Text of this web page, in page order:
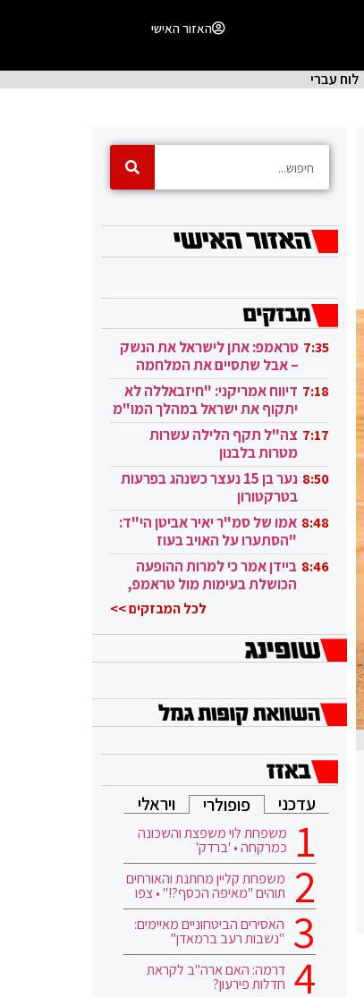
האזור האישי
לוח עברי
7:35 טראמפ: אתן לישראל את הנשק
– אבל שתסיים את המלחמה
בעזה 7:18 דיווח אמריקני: "חיזבאללה לא
יתקוף את ישראל במהלך המו"מ
בקטאר" 7:17 צה"ל תקף הלילה עשרות
מטרות בלבנון
8:50
נער בן 15 נעצר כשנהג בפרעות
בטרקטורון
8:48 אמו של סמ"ר יאיר אביטן הי"ד:
"הסתערו על האויב בעוז
ובגבורה" 8:46 ביידן אמר כי למרות ההופעה
הכושלת בעימות מול טראמפ,
לכל המבזקים >>
עדכני פופולרי ויראלי
משפחת לוי משפצת והשכונה
כמרקחה • 'ברדק'
משפחת קליין מחתנת והאורחים
תוהים "מאיפה הכסף?!" • צפו
האסירים הביטחוניים מאיימים:
"נשבות רעב ברמאדן"
דרמה: האם ארה"ב לקראת
חדלות פירעון?